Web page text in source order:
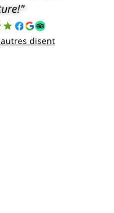
disent